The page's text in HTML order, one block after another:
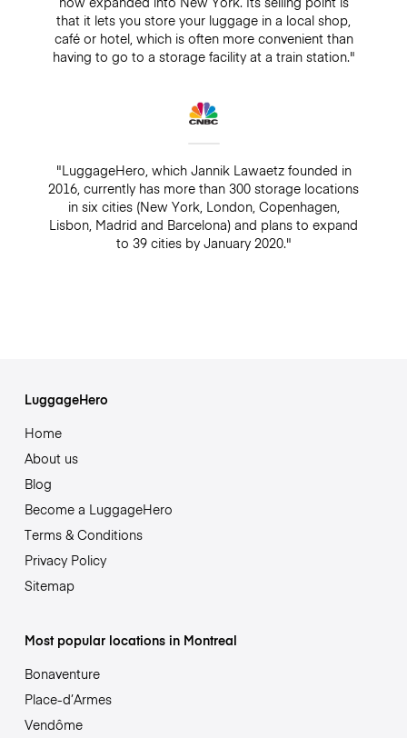
that it lets you store your luggage in a local shop,
café or hotel, which is often more convenient than
having to go to a storage facility at a train station."
"LuggageHero, which Jannik Lawaetz founded in
2016, currently has more than 300 storage locations
in six cities (New York, London, Copenhagen,
Lisbon, Madrid and Barcelona) and plans to expand
to 39 cities by January 2020."
LuggageHero
Home
About us
Blog
Become a LuggageHero
Terms & Conditions
Privacy Policy
Sitemap
Most popular locations in Montreal
Bonaventure
Place-d’Armes
Vendôme